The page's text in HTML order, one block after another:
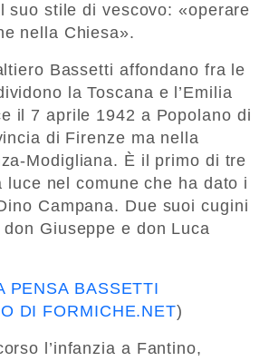
suo stile di vescovo: «operare
nella Chiesa».
Bassetti affondano fra le
la Toscana e l’Emilia
il 7 aprile 1942 a Popolano di
di Firenze ma nella
Modigliana. È il primo di tre
nel comune che ha dato i
Campana. Due suoi cugini
Giuseppe e don Luca
PENSA BASSETTI
DI FORMICHE.NET)
l’infanzia a Fantino,